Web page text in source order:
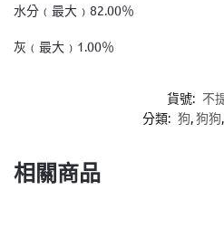
水分﹙最大﹚82.00％
灰﹙最大﹚1.00％
貨號: 不
分類: 狗,狗狗,
相關商品